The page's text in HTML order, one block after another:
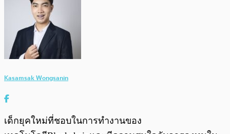
Kasamsak Wongsanin
เด็กยุคใหม่ที่ชอบในการทำงานของ